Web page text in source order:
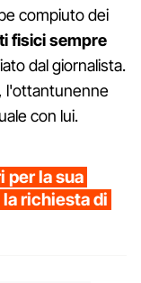
compiuto dei
fisici sempre
dal giornalista.
l'ottantunenne
con lui.
per la sua
richiesta di